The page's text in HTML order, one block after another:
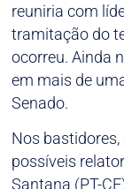
reuniria com
tramitação do
ocorreu. Ainda
em mais de
Senado.
Nos
possíveis
Santana (PT-